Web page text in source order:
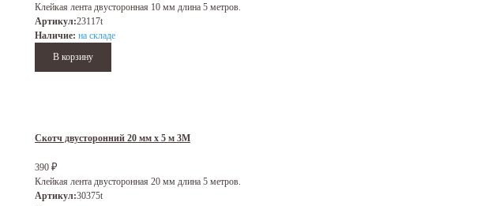
Клейкая лента двусторонная 10 мм длина 5 метров.
Артикул:23117t
Наличие: на складе
Скотч двусторонний 20 мм х 5 м 3M
390 ₽
Клейкая лента двусторонная 20 мм длина 5 метров.
Артикул:30375t